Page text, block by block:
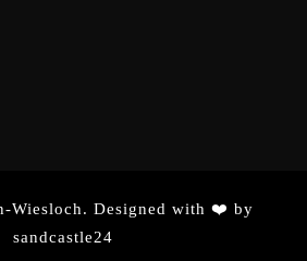
Wiesloch. Designed with ❤️ by
sandcastle24